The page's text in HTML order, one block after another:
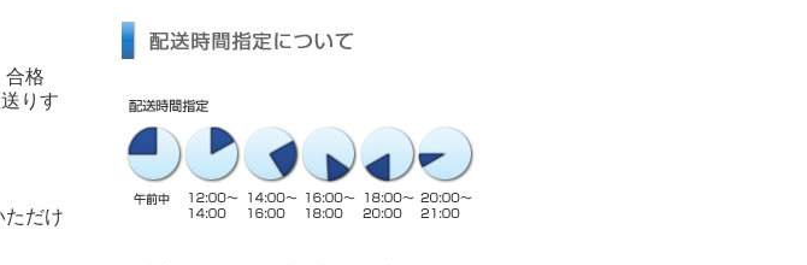
合格
りす
ただけ